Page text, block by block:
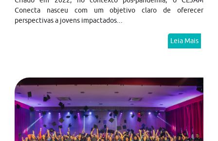
Conecta nasceu com um objetivo claro de oferecer
perspectivas a jovens impactados...
Leia Mais